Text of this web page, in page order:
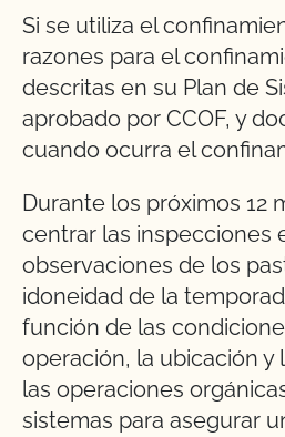
Si se utiliza el
razones para el
descritas en su Plan de
aprobado por CCOF, y
cuando ocurra el
Durante los próximos 12
centrar las inspecciones
observaciones de los
idoneidad de la
función de las
operación, la ubicación y
las operaciones
sistemas para asegurar